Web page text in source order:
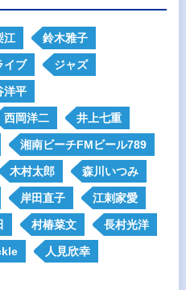
江 鈴木雅子
イブ ジャズ
洋平
西岡洋二 井上七重
湘南ビーチFMビール789
木村太郎 森川いつみ
岸田直子 江刺家愛
村椿菜文 長村光洋
人見欣幸